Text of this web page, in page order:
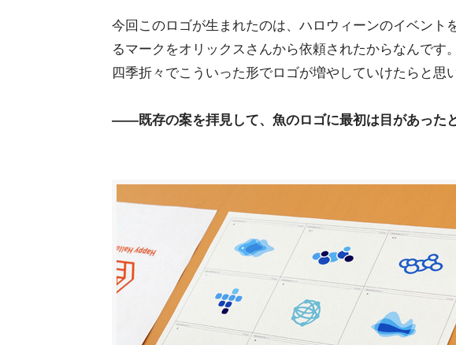
今回このロゴが生まれたのは、ハロウィーンのイベント
るマークをオリックスさんから依頼されたからなんです
四季折々でこういった形でロゴが増やしていけたらと思
――既存の案を拝見して、魚のロゴに最初は目があった